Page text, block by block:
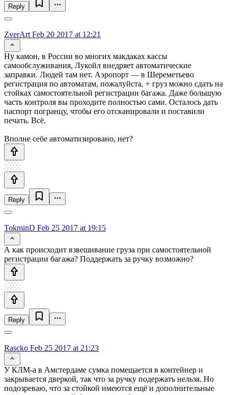
Reply
ZverArt Feb 20 2017 at 12:21
Ну камон, в России во многих макдаках кассы
самообслуживания, Лукойл внедряет автоматические
заправки. Людей там нет. Аэропорт — в Шереметьево
регистрация по автоматам, пожалуйста. + груз можно сдать на
стойках самостоятельной регистрации багажа. Даже большую
часть контроля вы проходите полностью сами. Осталось дать
паспорт погранцу, чтобы его отсканировали и поставили
печать. Всё.
Вполне себе автоматизировано, нет?
Reply
TokminD Feb 25 2017 at 19:15
А как происходит взвешивание груза при самостоятельной
регистрации багажа? Поддержать за ручку возможно?
Reply
Rascko Feb 25 2017 at 21:23
У КЛМ-а в Амстердаме сумка помещается в контейнер и
закрывается дверкой, так что за ручку подержать нельзя. Но
подозреваю, что за стойкой имеются ещё и дополнительные